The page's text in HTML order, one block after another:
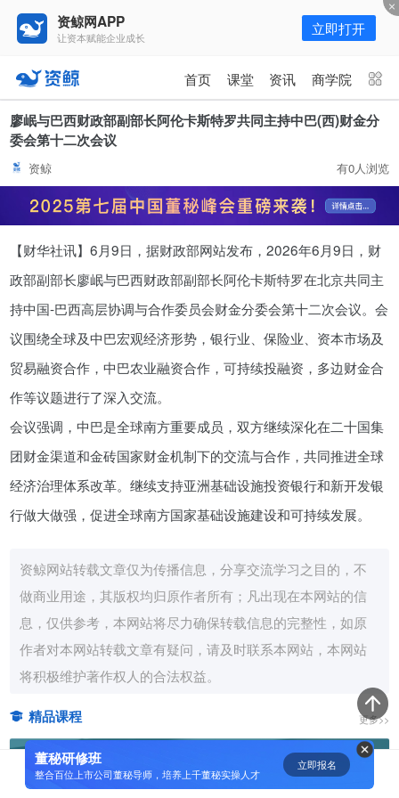
资鲸网APP
让资本赋能企业成长 立即打开
首页 课堂 资讯 商学院
资讯 课堂 直播 商学院
为你推荐 更多
星、平安、腾讯、比亚迪、碧桂园
等66位超级商业巨头未来产业布
11-01
年入百万，也不一定能看懂“商业
资鲸精选 | 迈瑞医疗上市：是王者
归来，还是“毒角兽”降临？
09-29
07-24
腾讯与马化腾：腾讯五虎是如何分
配股权的
08-01
有这14页，但足以打动投资人
11-21
廖岷与巴西财政部副部长阿伦卡斯特罗共同主持中巴(西)财金分
委会第十二次会议
资鲸 有0人浏览
【财华社讯】6月9日，据财政部网站发布，2026年6月9日，财
政部副部长廖岷与巴西财政部副部长阿伦卡斯特罗在北京共同主
持中国-巴西高层协调与合作委员会财金分委会第十二次会议。会
议围绕全球及中巴宏观经济形势，银行业、保险业、资本市场及
贸易融资合作，中巴农业融资合作，可持续投融资，多边财金合
作等议题进行了深入交流。
会议强调，中巴是全球南方重要成员，双方继续深化在二十国集
团财金渠道和金砖国家财金机制下的交流与合作，共同推进全球
经济治理体系改革。继续支持亚洲基础设施投资银行和新开发银
行做大做强，促进全球南方国家基础设施建设和可持续发展。
资鲸网站转载文章仅为传播信息，分享交流学习之目的，不
做商业用途，其版权均归原作者所有；凡出现在本网站的信
息，仅供参考，本网站将尽力确保转载信息的完整性，如原
作者对本网站转载文章有疑问，请及时联系本网站，本网站
将积极维护著作权人的合法权益。
精品课程 更多>>
董秘研修班
整合百位上市公司董秘导师，培养上千董秘实操人才
立即报名